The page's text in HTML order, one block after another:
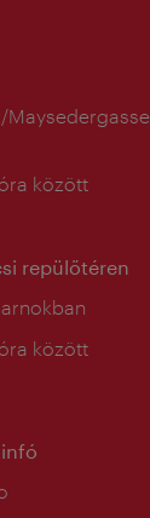
között
repülőtéren
között